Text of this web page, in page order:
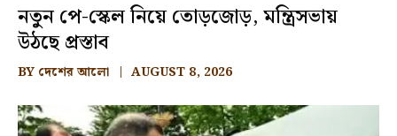
নতুন পে-স্কেল নিয়ে তোড়জোড়, মন্ত্রিসভায়
উঠছে প্রস্তাব
BY দেশের আলো AUGUST 8, 2026